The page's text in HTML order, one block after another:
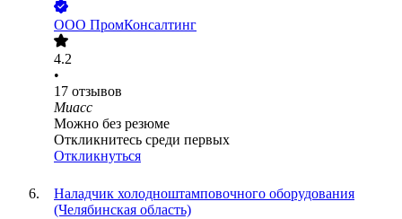
ООО ПромКонсалтинг
4.2
•
17 отзывов
Миасс
Можно без резюме
Откликнитесь среди первых
Откликнуться
Наладчик холодноштамповочного оборудования
(Челябинская область)